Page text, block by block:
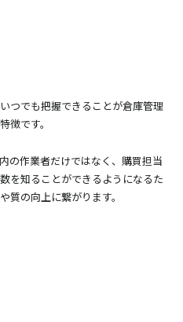
つでも把握できることが倉庫管理
徴です。
の作業者だけではなく、購買担当
を知ることができるようになるた
質の向上に繋がります。